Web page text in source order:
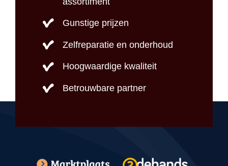
Gunstige prijzen
Zelfreparatie en onderhoud
Hoogwaardige kwaliteit
Betrouwbare partner